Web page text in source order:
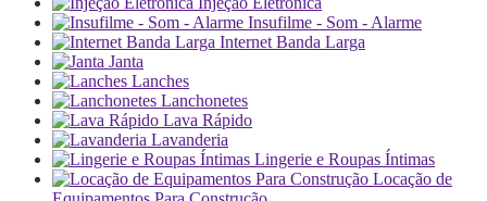
Insufilme - Som - Alarme
Internet Banda Larga
Janta
Lanches
Lanchonetes
Lava Rápido
Lavanderia
Lingerie e Roupas Íntimas
Locação de